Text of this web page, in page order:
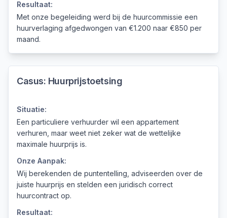
Resultaat:
Met onze begeleiding werd bij de huurcommissie een
huurverlaging afgedwongen van €1.200 naar €850 per
maand.
Casus: Huurprijstoetsing
Situatie:
Een particuliere verhuurder wil een appartement
verhuren, maar weet niet zeker wat de wettelijke
maximale huurprijs is.
Onze Aanpak:
Wij berekenden de puntentelling, adviseerden over de
juiste huurprijs en stelden een juridisch correct
huurcontract op.
Resultaat: